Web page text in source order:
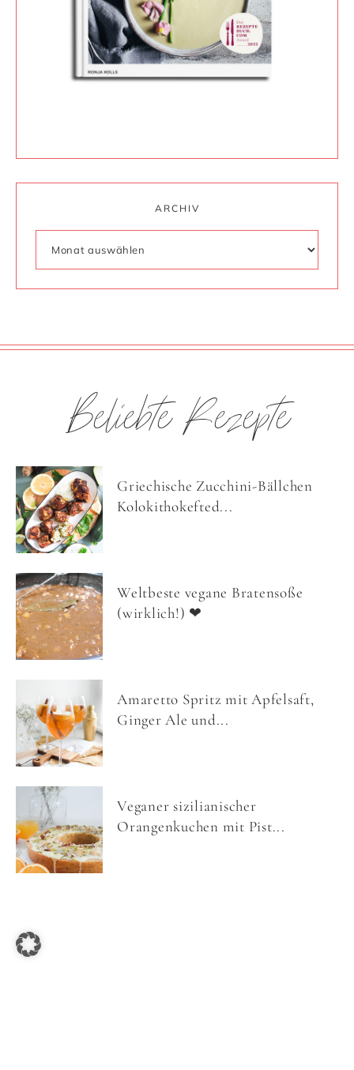
ARCHIV
Beliebte Rezepte
Griechische Zucchini-Bällchen
Kolokithokefted...
Weltbeste vegane Bratensoße
(wirklich!) ❤
Amaretto Spritz mit Apfelsaft,
Ginger Ale und...
Veganer sizilianischer
Orangenkuchen mit Pist...